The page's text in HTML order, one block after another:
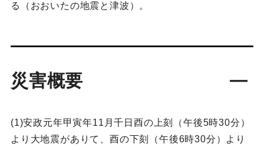
る（おおいたの地震と津波）。
災害概要
(1)安政元年甲寅年11月千日酉の上刻（午後5時30分）
より大地震がありて、酉の下刻（午後6時30分）より